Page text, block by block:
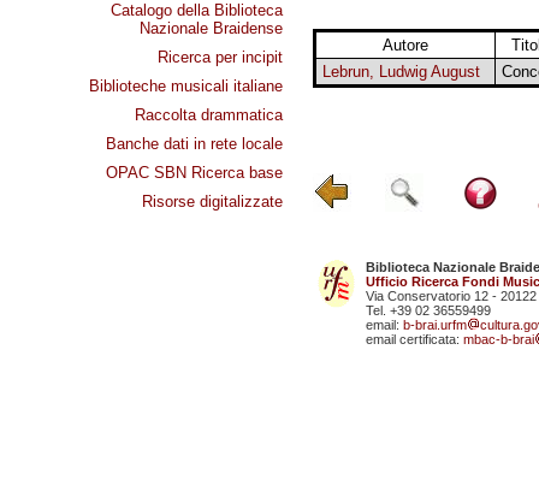
Catalogo della Biblioteca
Nazionale Braidense
Ricerca per incipit
Biblioteche musicali italiane
Raccolta drammatica
Banche dati in rete locale
OPAC SBN Ricerca base
Risorse digitalizzate
Autore
Lebrun, Ludwig August
Biblioteca Nazionale
Ufficio Ricerca Fondi
Via Conservatorio 12 - 20122
Tel. +39 02 36559499
email: b-brai.urfm
email certificata: mbac-b-brai